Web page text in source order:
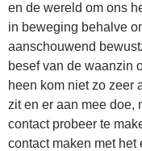
en de wereld om ons
in beweging behalve
aanschouwend
besef van de waanzin
heen kom niet zo zeer
zit en er aan mee doe,
contact probeer te
contact maken met het